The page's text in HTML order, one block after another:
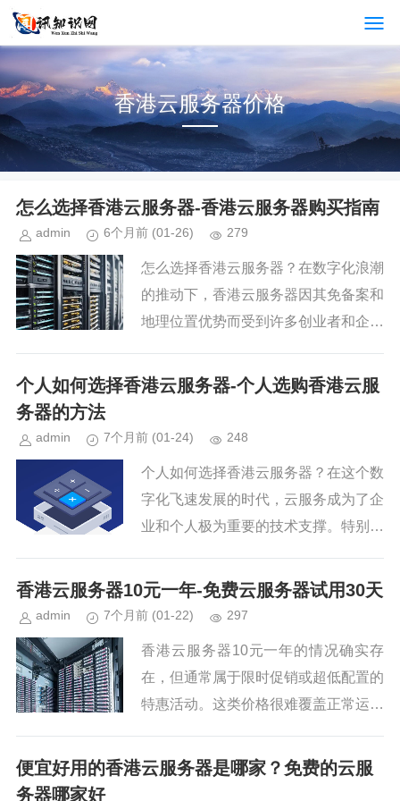
香港云服务器价格
怎么选择香港云服务器-香港云服务器购买指南
admin 6个月前 (01-26) 279
怎么选择香港云服务器？在数字化浪潮
的推动下，香港云服务器因其免备案和
地理位置优势而受到许多创业者和企业
运营网站的个体，我个人在选择香港云
个人如何选择香港云服务器-个人选购香港云服
务器的方法
admin 7个月前 (01-24) 248
个人如何选择香港云服务器？在这个数
字化飞速发展的时代，云服务成为了企
业和个人极为重要的技术支撑。特别是
中国大陆的地理邻近性，深受许多对备
案流程感到烦恼或专注于海外市场...
香港云服务器10元一年-免费云服务器试用30天
admin 7个月前 (01-22) 297
香港云服务器10元一年的情况确实存
在，但通常属于限时促销或超低配置的
特惠活动。这类价格很难覆盖正常运营
服务器10元一年配置极低：10元/年的
便宜好用的香港云服务器是哪家？免费的云服
务器哪家好